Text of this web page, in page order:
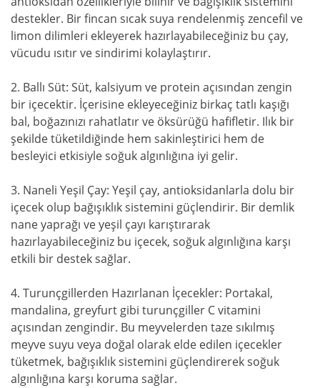
destekler. Bir fincan sıcak suya rendelenmiş zencefil ve
limon dilimleri ekleyerek hazırlayabileceğiniz bu çay,
vücudu ısıtır ve sindirimi kolaylaştırır.
2. Ballı Süt: Süt, kalsiyum ve protein açısından zengin
bir içecektir. İçerisine ekleyeceğiniz birkaç tatlı kaşığı
bal, boğazınızı rahatlatır ve öksürüğü hafifletir. Ilık bir
şekilde tüketildiğinde hem sakinleştirici hem de
besleyici etkisiyle soğuk algınlığına iyi gelir.
3. Naneli Yeşil Çay: Yeşil çay, antioksidanlarla dolu bir
içecek olup bağışıklık sistemini güçlendirir. Bir demlik
nane yaprağı ve yeşil çayı karıştırarak
hazırlayabileceğiniz bu içecek, soğuk algınlığına karşı
etkili bir destek sağlar.
4. Turunçgillerden Hazırlanan İçecekler: Portakal,
mandalina, greyfurt gibi turunçgiller C vitamini
açısından zengindir. Bu meyvelerden taze sıkılmış
meyve suyu veya doğal olarak elde edilen içecekler
tüketmek, bağışıklık sistemini güçlendirerek soğuk
algınlığına karşı koruma sağlar.